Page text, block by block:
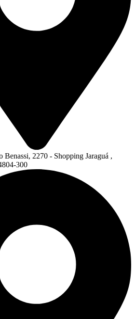
2270 - Shopping Jaraguá ,
300